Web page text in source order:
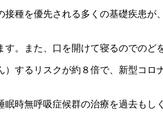
種を優先される多くの基礎疾患
。また、口を開けて寝るのでのど
するリスクが約８倍で、新型コ
時無呼吸症候群の治療を過去も